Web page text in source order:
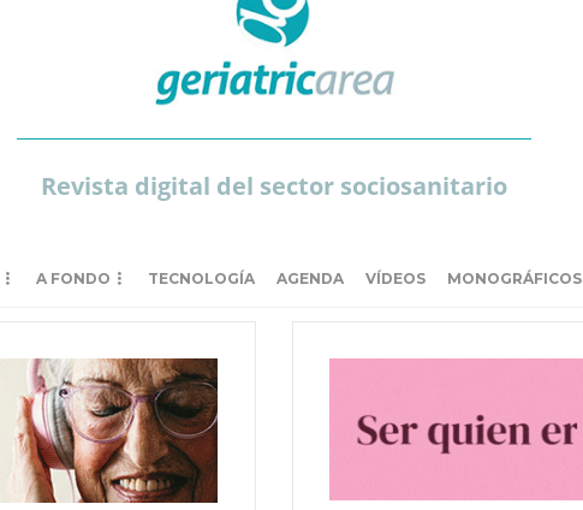
Revista digital del sector sociosanitario
A FONDO TECNOLOGÍA AGENDA VÍDEOS MONOGRÁFICOS